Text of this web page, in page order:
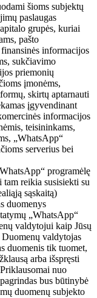
šioms subjektų
paslaugas
grupės, kuriai
pašto
informacijos
sukčiavimo
priemonių
įmonėms,
skirtų aptarnauti
įgyvendinant
informacijos
teisininkams,
„WhatsApp“
serverius bei
programėlę
tam reikia susisiekti su
sąskaitą)
duomenys
„WhatsApp“
valdytojui kaip Jūsų
valdytojas
duomenis tik tuomet,
arba išspręsti
nuo
bus būtinybė
duomenų subjekto